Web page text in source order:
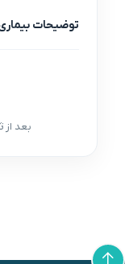
توضیحات
بعد